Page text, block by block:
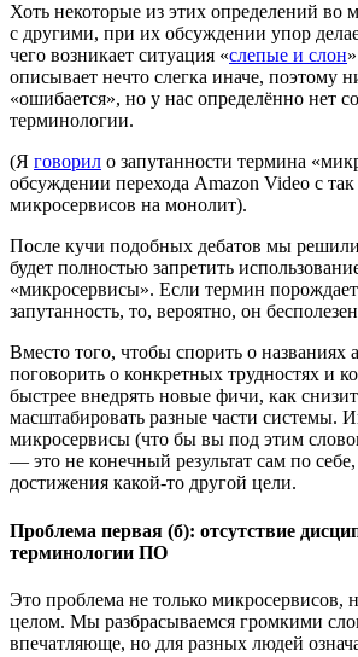
Хоть некоторые из этих определений во
с другими, при их обсуждении упор
чего возникает ситуация «слепые и слон
описывает нечто слегка иначе, поэтому
«ошибается», но у нас определённо нет
терминологии.
(Я говорил о запутанности термина
обсуждении перехода Amazon Video с
микросервисов на монолит).
После кучи подобных дебатов мы
будет полностью запретить
«микросервисы». Если термин
запутанность, то, вероятно, он
Вместо того, чтобы спорить о названиях
поговорить о конкретных трудностях и
быстрее внедрять новые фичи, как
масштабировать разные части системы.
микросервисы (что бы вы под этим
— это не конечный результат сам по
достижения какой-то другой цели.
Проблема первая (б): отсутствие
терминологии ПО
Это проблема не только микросервисов,
целом. Мы разбрасываемся громкими
впечатляюще, но для разных людей